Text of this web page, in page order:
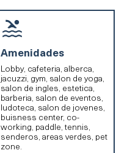
Amenidades
Lobby, cafeteria, alberca,
jacuzzi, gym, salon de yoga,
salon de ingles, estetica,
barberia, salon de eventos,
ludoteca, salon de jovenes,
buisness center, co-
working, paddle, tennis,
senderos, areas verdes, pet
zone.